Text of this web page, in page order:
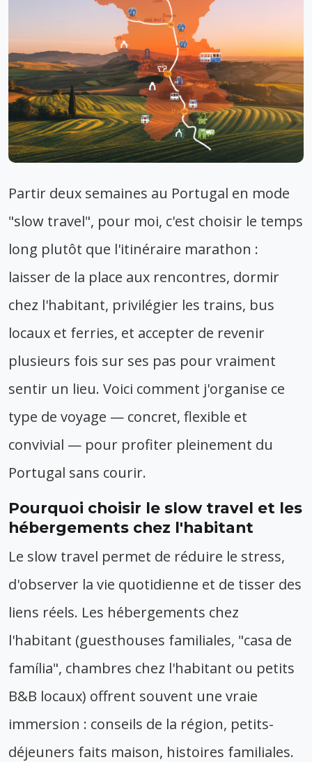
Partir deux semaines au Portugal en mode
"slow travel", pour moi, c'est choisir le temps
long plutôt que l'itinéraire marathon :
laisser de la place aux rencontres, dormir
chez l'habitant, privilégier les trains, bus
locaux et ferries, et accepter de revenir
plusieurs fois sur ses pas pour vraiment
sentir un lieu. Voici comment j'organise ce
type de voyage — concret, flexible et
convivial — pour profiter pleinement du
Portugal sans courir.
Pourquoi choisir le slow travel et les
hébergements chez l'habitant
Le slow travel permet de réduire le stress,
d'observer la vie quotidienne et de tisser des
liens réels. Les hébergements chez
l'habitant (guesthouses familiales, "casa de
família", chambres chez l'habitant ou petits
B&B locaux) offrent souvent une vraie
immersion : conseils de la région, petits-
déjeuners faits maison, histoires familiales.